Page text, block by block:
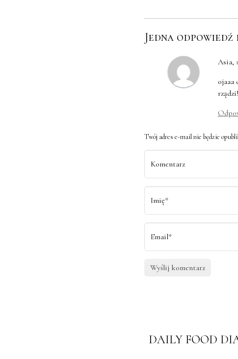
Jedna odpowiedź
Asia,
ojaaa
Twój adres e-mail nie będzie
Komentarz
Imię*
Email*
DAILY FOOD